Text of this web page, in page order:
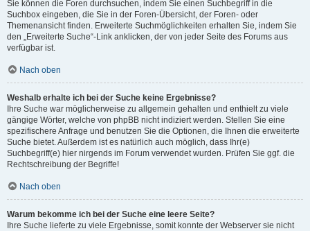
Sie können die Foren durchsuchen, indem Sie einen Suchbegriff in die
Suchbox eingeben, die Sie in der Foren-Übersicht, der Foren- oder
Themenansicht finden. Erweiterte Suchmöglichkeiten erhalten Sie, indem Sie
den „Erweiterte Suche“-Link anklicken, der von jeder Seite des Forums aus
verfügbar ist.
Nach oben
Weshalb erhalte ich bei der Suche keine Ergebnisse?
Ihre Suche war möglicherweise zu allgemein gehalten und enthielt zu viele
gängige Wörter, welche von phpBB nicht indiziert werden. Stellen Sie eine
spezifischere Anfrage und benutzen Sie die Optionen, die Ihnen die erweiterte
Suche bietet. Außerdem ist es natürlich auch möglich, dass Ihr(e)
Suchbegriff(e) hier nirgends im Forum verwendet wurden. Prüfen Sie ggf. die
Rechtschreibung der Begriffe!
Nach oben
Warum bekomme ich bei der Suche eine leere Seite?
Ihre Suche lieferte zu viele Ergebnisse, somit konnte der Webserver sie nicht